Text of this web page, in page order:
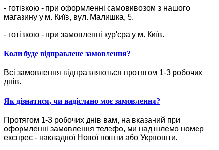
- готівкою - при оформленні самовивозом з нашого
магазину у м. Київ, вул. Малишка, 5.
- готівкою - при замовленні кур'єра у м. Київ.
Коли буде відправлене замовлення?
Всі замовлення відправляються протягом 1-3 робочих
днів.
Як дізнатися, чи надіслано моє замовлення?
Протягом 1-3 робочих днів вам, на вказаний при
оформленні замовлення телефо, ми надішлемо номер
експрес - накладної Нової пошти або Укрпошти.